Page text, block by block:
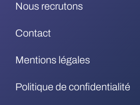
Nous recrutons
Contact
Mentions légales
Politique de confidentialité